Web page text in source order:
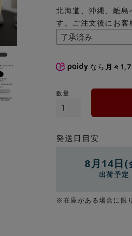
北海道、沖縄、離島
す。ご注文後にお客
なら 月々
発送日目安
8月14日(
出荷予定
※在庫がある場合に限